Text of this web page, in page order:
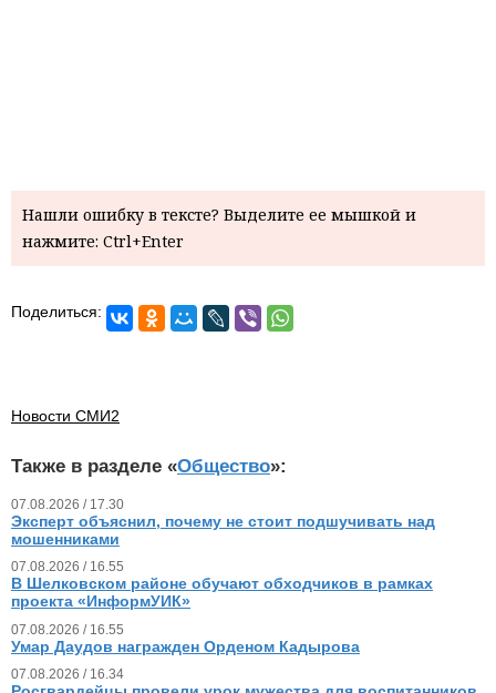
Нашли ошибку в тексте? Выделите ее мышкой и
нажмите: Ctrl+Enter
Поделиться:
Новости СМИ2
Также в разделе «Общество»:
07.08.2026 / 17.30
Эксперт объяснил, почему не стоит подшучивать над
мошенниками
07.08.2026 / 16.55
В Шелковском районе обучают обходчиков в рамках
проекта «ИнформУИК»
07.08.2026 / 16.55
Умар Даудов награжден Орденом Кадырова
07.08.2026 / 16.34